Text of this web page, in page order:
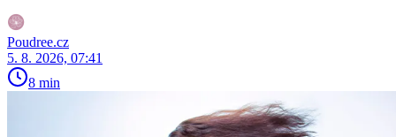
Poudree.cz
5. 8. 2026, 07:41
8 min